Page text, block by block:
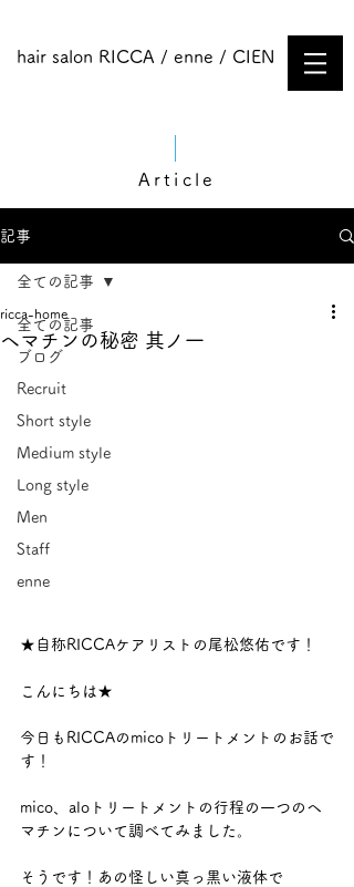
hair salon RICCA / enne / CIEN
Article
記事
全ての記事
ブログ
Recruit
Short style
Medium style​
Long style
Men
Staff
enne
全ての記事
ヘマチンの秘密 其ノ一
ricca-home
★自称RICCAケアリストの尾松悠佑です！
こんにちは★
今日もRICCAのmicoトリートメントのお話で
す！
mico、aloトリートメントの行程の一つのヘ
マチンについて調べてみました。
そうです！あの怪しい真っ黒い液体で